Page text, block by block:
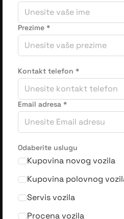
Prezime *
Kontakt telefon *
Email adresa *
Odaberite uslugu
Kupovina novog vozila
Kupovina polovnog
Servis vozila
Procena vozila